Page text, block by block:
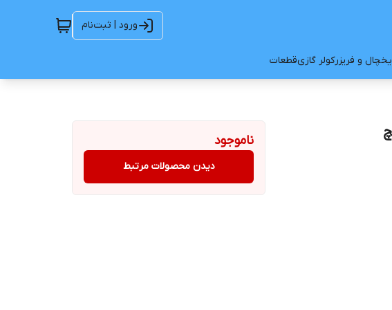
ورود | ثبت‌نام
یخچال و فریزرکولر گازیقطعات
ناموجود
دیدن محصولات مرتبط